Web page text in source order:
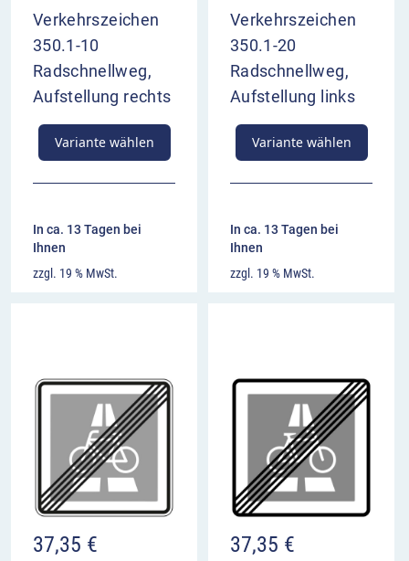
Verkehrszeichen
350.1-10
Radschnellweg,
Aufstellung rechts
Variante wählen
In ca. 13 Tagen bei
Ihnen
zzgl. 19 % MwSt.
Verkehrszeichen
350.1-20
Radschnellweg,
Aufstellung links
Variante wählen
In ca. 13 Tagen bei
Ihnen
zzgl. 19 % MwSt.
37,35 € 37,35 €